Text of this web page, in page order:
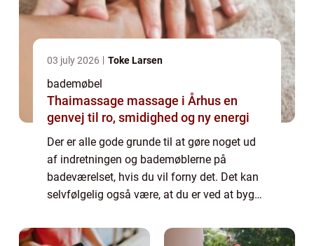
03 july 2026 Toke Larsen
bademøbel
Thaimassage massage i Århus en
genvej til ro, smidighed og ny energi
Der er alle gode grunde til at gøre noget ud
af indretningen og bademøblerne på
badeværelset, hvis du vil forny det. Det kan
selvfølgelig også være, at du er ved at bygge